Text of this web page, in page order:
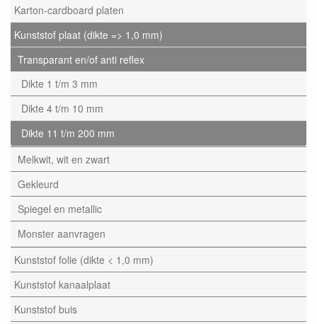
Karton-cardboard platen
Kunststof plaat (dikte => 1,0 mm)
Transparant en/of anti reflex
Dikte 1 t/m 3 mm
Dikte 4 t/m 10 mm
Dikte 11 t/m 200 mm
Melkwit, wit en zwart
Gekleurd
Spiegel en metallic
Monster aanvragen
Kunststof folie (dikte < 1,0 mm)
Kunststof kanaalplaat
Kunststof buis